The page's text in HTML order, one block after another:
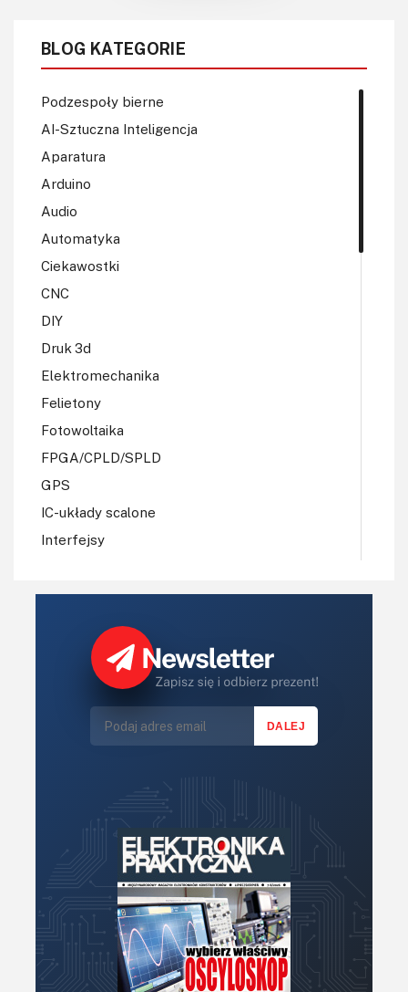
BLOG KATEGORIE
Podzespoły bierne
AI-Sztuczna Inteligencja
Aparatura
Arduino
Audio
Automatyka
Ciekawostki
CNC
DIY
Druk 3d
Elektromechanika
Felietony
Fotowoltaika
FPGA/CPLD/SPLD
GPS
IC-układy scalone
Interfejsy
Koła Naukowe
LED/LCD/OLED
Mechatronika
Optoelektronika
PCB/Montaż
Podstawy elektroniki
Podzespoły bierne
Półprzewodniki